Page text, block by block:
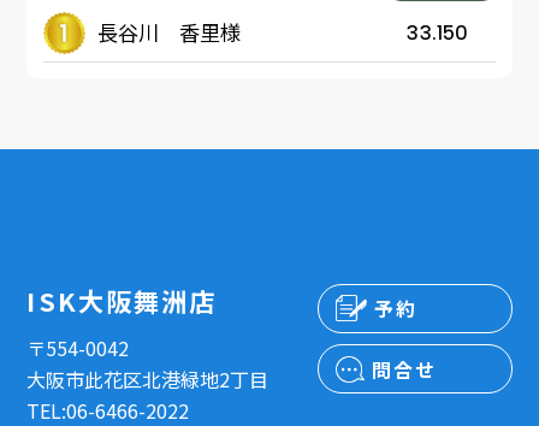
長谷川 香里様 33.150
ISK大阪舞洲店
〒554-0042
大阪市此花区北港緑地2丁目
TEL:06-6466-2022
予約
問合せ